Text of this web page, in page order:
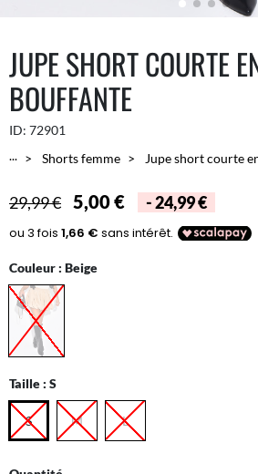
JUPE SHORT COURTE
BOUFFANTE
ID: 72901
...
Shorts femme Jupe short courte
29,99 € 5,00 € - 24,99 €
Couleur : Beige
Taille : S
S M L